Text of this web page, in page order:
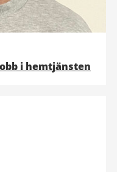
i hemtjänsten